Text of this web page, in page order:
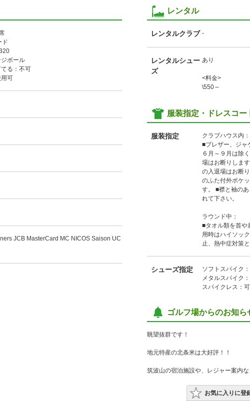
ド
ボール
る：不可
用可
JCB MasterCard MC NICOS Saison UC
レンタル
レンタルクラブ -
レンタルシュー
ズ
あり
<料金>
\550～
服装指定・ドレスコー
服装指定
クラブハウス内：
■ブレザー、ジャ
６月～９月は除
場はお断りしま
の入退場はお断
のふた付外ポケ
す。 ■襟と袖の
れて下さい。
ラウンド中：
■タオル類を首や
用時はハイソッ
止、熱中症対策
シューズ指定
ソフトスパイク
メタルスパイク
スパイクレス：可
ゴルフ場からのお知ら
眺望抜群です！
地元特産の北条米は大好評！！
筑波山の宿泊施設や、レジャー案内
お気に入りに登